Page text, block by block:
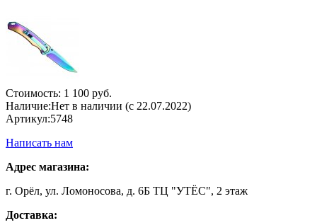
Стоимость: 1 100 руб.
Наличие:Нет в наличии (с 22.07.2022)
Артикул:5748
Написать нам
Адрес магазина:
г. Орёл, ул. Ломоносова, д. 6Б ТЦ "УТЁС", 2 этаж
Доставка: